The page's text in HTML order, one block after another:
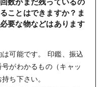
数がまだ残っているの
ことはできますか？ま
要な物などはあります
可能です。 印鑑、振込
がわかるもの（キャッ
ち下さい。